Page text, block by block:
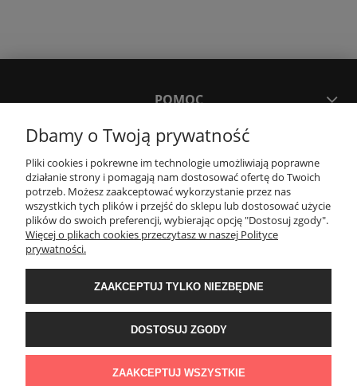
POMOC
MOJE KONTO
PŁATNOŚCI I DOSTAWA
Wyposażenie łazienek Łazienki.eco | Pawła 23, 41-708 Ruda Śląska | E-mail:
sklep@lazienki.eco | Tel.: 600 012 164 lub 600 012 159 | TGS Przemysław
Stoń | NIP: 6312213594 | REGON: 276403698
Dbamy o Twoją prywatność
Pliki cookies i pokrewne im technologie umożliwiają poprawne
działanie strony i pomagają nam dostosować ofertę do Twoich
potrzeb. Możesz zaakceptować wykorzystanie przez nas
wszystkich tych plików i przejść do sklepu lub dostosować użycie
plików do swoich preferencji, wybierając opcję "Dostosuj zgody".
Więcej o plikach cookies przeczytasz w naszej Polityce
prywatności.
ZAAKCEPTUJ TYLKO NIEZBĘDNE
DOSTOSUJ ZGODY
ZAAKCEPTUJ WSZYSTKIE